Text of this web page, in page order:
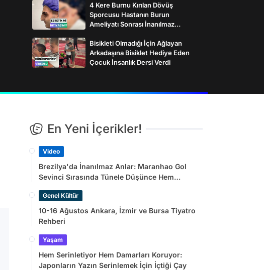
4 Kere Burnu Kırılan Dövüş
Sporcusu Hastanın Burun
Ameliyatı Sonrası İnanılmaz
Bisikleti Olmadığı İçin Ağlayan
Arkadaşına Bisiklet Hediye Eden
Çocuk İnsanlık Dersi Verdi
En Yeni İçerikler!
Video
Brezilya'da İnanılmaz Anlar: Maranhao Gol
Sevinci Sırasında Tünele Düşünce Hem
Genel Kültür
10-16 Ağustos Ankara, İzmir ve Bursa Tiyatro
Rehberi
Yaşam
Hem Serinletiyor Hem Damarları Koruyor:
Japonların Yazın Serinlemek İçin İçtiği Çay